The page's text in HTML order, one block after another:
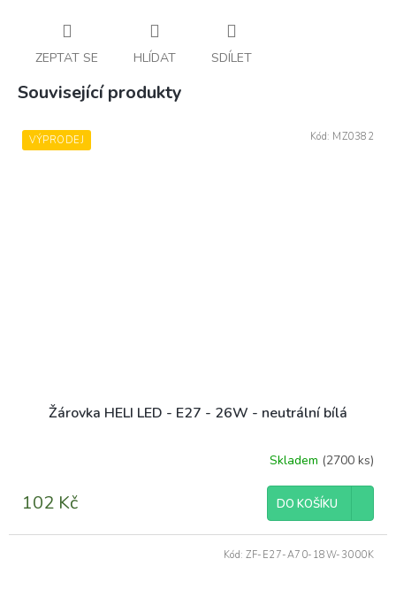
ZEPTAT SE HLÍDAT SDÍLET
Související produkty
VÝPRODEJ
Žárovka HELI LED - E27 - 26W - neutrální bílá
produktu
je
Skladem (2700 ks)
102 Kč DO KOŠÍKU
Kód: MZ0382
Kód: ZF-E27-A70-18W-3000K